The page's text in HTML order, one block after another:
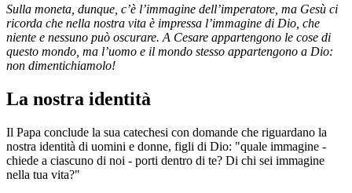
Sulla moneta, dunque, c’è l’immagine dell’imperatore, ma Gesù ci
ricorda che nella nostra vita è impressa l’immagine di Dio, che
niente e nessuno può oscurare. A Cesare appartengono le cose di
questo mondo, ma l’uomo e il mondo stesso appartengono a Dio:
non dimentichiamolo!
La nostra identità
Il Papa conclude la sua catechesi con domande che riguardano la
nostra identità di uomini e donne, figli di Dio: "quale immagine -
chiede a ciascuno di noi - porti dentro di te? Di chi sei immagine
nella tua vita?"